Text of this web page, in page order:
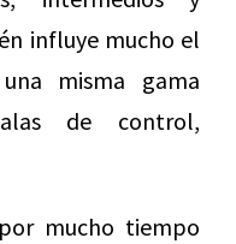
influye mucho el
misma gama
de control,
mucho tiempo